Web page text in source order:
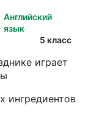
Английский
язык
5 класс
играет
ингредиентов